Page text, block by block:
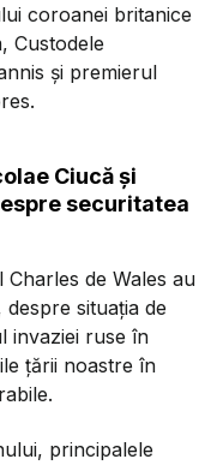
coroanei britanice
Custodele
și premierul
Ciucă și
securitatea
de Wales au
situaţia de
invaziei ruse în
ţării noastre în
principalele